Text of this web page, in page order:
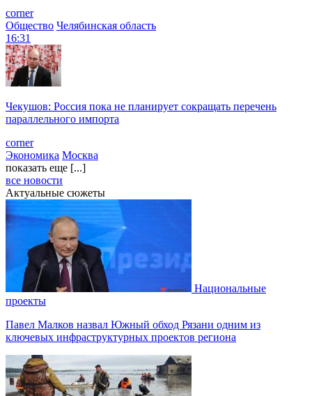
corner
Общество Челябинская область
16:31
Чекушов: Россия пока не планирует сокращать перечень
параллельного импорта
corner
Экономика Москва
показать еще [...]
все новости
Актуальные сюжеты
Национальные
проекты
Павел Малков назвал Южный обход Рязани одним из
ключевых инфраструктурных проектов региона